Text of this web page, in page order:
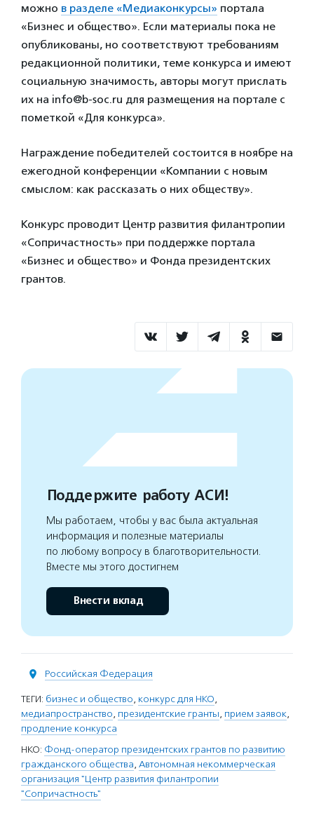
можно в разделе «Медиаконкурсы» портала
«Бизнес и общество». Если материалы пока не
опубликованы, но соответствуют требованиям
редакционной политики, теме конкурса и имеют
социальную значимость, авторы могут прислать
их на info@b-soc.ru для размещения на портале с
пометкой «Для конкурса».
Награждение победителей состоится в ноябре на
ежегодной конференции «Компании с новым
смыслом: как рассказать о них обществу».
Конкурс проводит Центр развития филантропии
«Сопричастность» при поддержке портала
«Бизнес и общество» и Фонда президентских
грантов.
Поддержите работу АСИ!
Мы работаем, чтобы у вас была актуальная
информация и полезные материалы
по любому вопросу в благотворительности.
Вместе мы этого достигнем
Внести вклад
Российская Федерация
ТЕГИ: бизнес и общество, конкурс для НКО,
медиапространство, президентские гранты, прием заявок,
продление конкурса
НКО: Фонд-оператор президентских грантов по развитию
гражданского общества, Автономная некоммерческая
организация "Центр развития филантропии
"Сопричастность"